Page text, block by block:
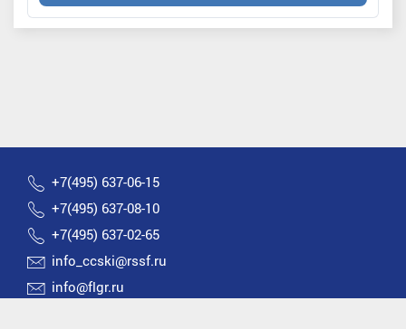
+7(495) 637-06-15
+7(495) 637-08-10
+7(495) 637-02-65
info_ccski@rssf.ru
info@flgr.ru